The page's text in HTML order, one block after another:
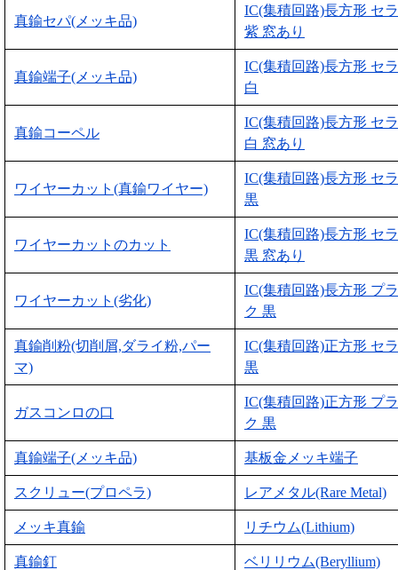
真鍮セパ(メッキ品)
IC(集積回路)長方形 セ
紫 窓あり
真鍮端子(メッキ品)
IC(集積回路)長方形 セ
白
真鍮コーペル
IC(集積回路)長方形 セ
白 窓あり
ワイヤーカット(真鍮ワイヤー)
IC(集積回路)長方形 セ
黒
ワイヤーカットのカット
IC(集積回路)長方形 セ
黒 窓あり
ワイヤーカット(劣化)
IC(集積回路)長方形 プ
ク 黒
真鍮削粉(切削屑,ダライ粉,パー
マ)
IC(集積回路)正方形 セ
黒
ガスコンロの口
IC(集積回路)正方形 プ
ク 黒
真鍮端子(メッキ品) 基板金メッキ端子
スクリュー(プロペラ) レアメタル(Rare Metal)
メッキ真鍮 リチウム(Lithium)
真鍮釘 ベリリウム(Beryllium)